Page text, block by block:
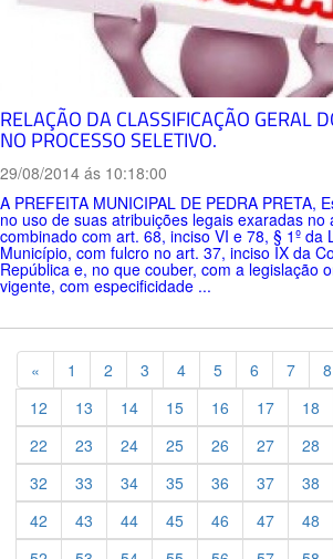
RELAÇÃO DA CLASSIFICAÇÃO GERAL
NO PROCESSO SELETIVO.
29/08/2014 ás 10:18:00
A PREFEITA MUNICIPAL DE PEDRA PRETA,
no uso de suas atribuições legais exaradas no
combinado com art. 68, inciso VI e 78, § 1º da
Município, com fulcro no art. 37, inciso IX da
República e, no que couber, com a legislação
vigente, com especificidade ...
« Previous
1 2 3 4 5 6 7 8
12
13 14 15 16 17 18
22
23 24 25 26 27 28
32
33 34 35 36 37 38
42
43 44 45 46 47 48